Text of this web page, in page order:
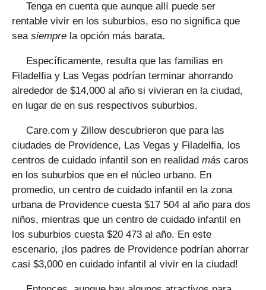
Tenga en cuenta que aunque allí puede ser
rentable vivir en los suburbios, eso no significa que
sea siempre la opción más barata.
Específicamente, resulta que las familias en
Filadelfia y Las Vegas podrían terminar ahorrando
alrededor de $14,000 al año si vivieran en la ciudad,
en lugar de en sus respectivos suburbios.
Care.com y Zillow descubrieron que para las
ciudades de Providence, Las Vegas y Filadelfia, los
centros de cuidado infantil son en realidad más caros
en los suburbios que en el núcleo urbano. En
promedio, un centro de cuidado infantil en la zona
urbana de Providence cuesta $17 504 al año para dos
niños, mientras que un centro de cuidado infantil en
los suburbios cuesta $20 473 al año. En este
escenario, ¡los padres de Providence podrían ahorrar
casi $3,000 en cuidado infantil al vivir en la ciudad!